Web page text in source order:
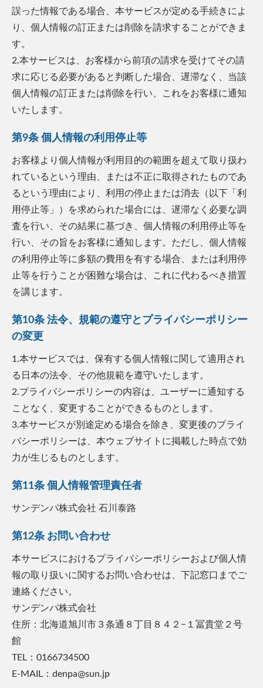
誤った情報である場合、本サービスが定める手続きによ
り、個人情報の訂正または削除を請求することができま
す。
2.本サービスは、お客様から前項の請求を受けてその請
求に応じる必要があると判断した場合、遅滞なく、当該
個人情報の訂正または削除を行い、これをお客様に通知
いたします。
第9条 個人情報の利用停止等
お客様より個人情報が利用目的の範囲を超えて取り扱わ
れているという理由、または不正に取得されたものであ
るという理由により、利用の停止または消去（以下「利
用停止等」）を求められた場合には、遅滞なく必要な調
査を行い、その結果に基づき、個人情報の利用停止等を
行い、その旨をお客様に通知します。ただし、個人情報
の利用停止等に多額の費用を有する場合、または利用停
止等を行うことが困難な場合は、これに代わるべき措置
を講じます。
第10条 法令、規範の遵守とプライバシーポリシー
の変更
1.本サービスでは、保有する個人情報に関して適用され
る日本の法令、その他規範を遵守いたします。
2.プライバシーポリシーの内容は、ユーザーに通知する
ことなく、変更することができるものとします。
3.本サービスが別途定める場合を除き、変更後のプライ
バシーポリシーは、本ウェブサイトに掲載した時点で効
力が生じるものとします。
第11条 個人情報管理責任者
サンデンパ株式会社 石川泰路
第12条 お問い合わせ
本サービスにおけるプライバシーポリシーおよび個人情
報の取り扱いに関するお問い合わせは、下記窓口までご
連絡ください。
サンデンパ株式会社
住所：北海道旭川市３条通８丁目８４２−１冨貴堂２号
館
TEL：0166734500
E-MAIL：denpa@sun.jp